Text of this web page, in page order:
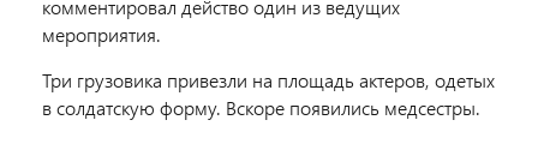
комментировал действо один из ведущих
мероприятия.
Три грузовика привезли на площадь актеров, одетых
в солдатскую форму. Вскоре появились медсестры.